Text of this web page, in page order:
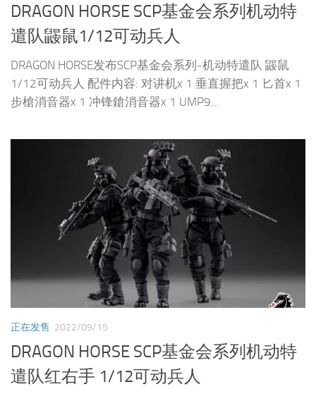
DRAGON HORSE SCP基金会系列机动特
遣队鼹鼠1/12可动兵人
DRAGON HORSE发布SCP基金会系列-机动特遣队 鼹鼠
1/12可动兵人 配件内容: 对讲机x 1 垂直握把x 1 匕首x 1
步槍消音器x 1 冲锋鎗消音器x 1 UMP9...
正在发售 2022/09/15
DRAGON HORSE SCP基金会系列机动特
遣队红右手 1/12可动兵人